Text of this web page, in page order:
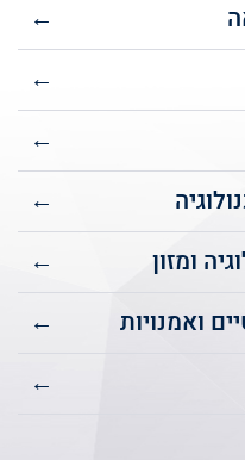
←
←
←
←
ומזון
←
ואמנויות
←
←